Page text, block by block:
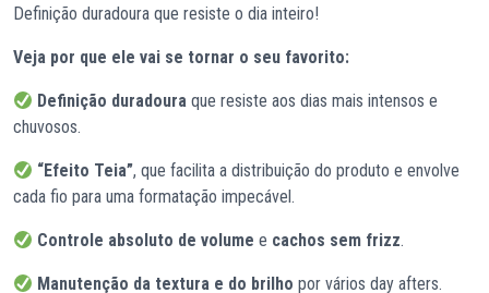
Definição duradoura que resiste o dia inteiro!
Veja por que ele vai se tornar o seu favorito:
Definição duradoura que resiste aos dias mais intensos e
chuvosos.
“Efeito Teia”, que facilita a distribuição do produto e envolve
cada fio para uma formatação impecável.
Controle absoluto de volume e cachos sem frizz.
Manutenção da textura e do brilho por vários day afters.